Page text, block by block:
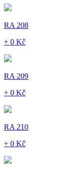
RA 208
+ 0 Kč
RA 209
+ 0 Kč
RA 210
+ 0 Kč